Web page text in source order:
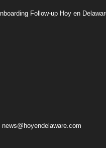
Follow-up Hoy en
news@hoyendelaware.com